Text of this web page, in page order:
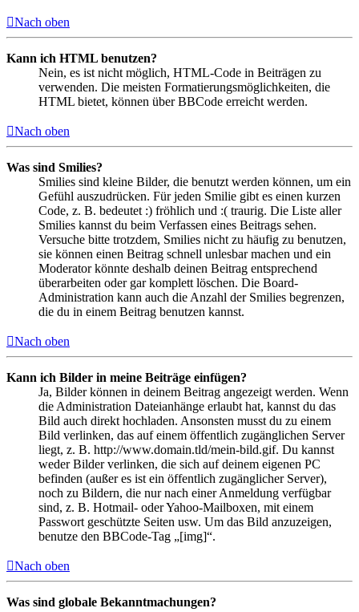
Nach oben
Kann ich HTML benutzen?
Nein, es ist nicht möglich, HTML-Code in Beiträgen zu
verwenden. Die meisten Formatierungsmöglichkeiten, die
HTML bietet, können über BBCode erreicht werden.
Nach oben
Was sind Smilies?
Smilies sind kleine Bilder, die benutzt werden können, um ein
Gefühl auszudrücken. Für jeden Smilie gibt es einen kurzen
Code, z. B. bedeutet :) fröhlich und :( traurig. Die Liste aller
Smilies kannst du beim Verfassen eines Beitrags sehen.
Versuche bitte trotzdem, Smilies nicht zu häufig zu benutzen,
sie können einen Beitrag schnell unlesbar machen und ein
Moderator könnte deshalb deinen Beitrag entsprechend
überarbeiten oder gar komplett löschen. Die Board-
Administration kann auch die Anzahl der Smilies begrenzen,
die du in einem Beitrag benutzen kannst.
Nach oben
Kann ich Bilder in meine Beiträge einfügen?
Ja, Bilder können in deinem Beitrag angezeigt werden. Wenn
die Administration Dateianhänge erlaubt hat, kannst du das
Bild auch direkt hochladen. Ansonsten musst du zu einem
Bild verlinken, das auf einem öffentlich zugänglichen Server
liegt, z. B. http://www.domain.tld/mein-bild.gif. Du kannst
weder Bilder verlinken, die sich auf deinem eigenen PC
befinden (außer es ist ein öffentlich zugänglicher Server),
noch zu Bildern, die nur nach einer Anmeldung verfügbar
sind, z. B. Hotmail- oder Yahoo-Mailboxen, mit einem
Passwort geschützte Seiten usw. Um das Bild anzuzeigen,
benutze den BBCode-Tag „[img]“.
Nach oben
Was sind globale Bekanntmachungen?